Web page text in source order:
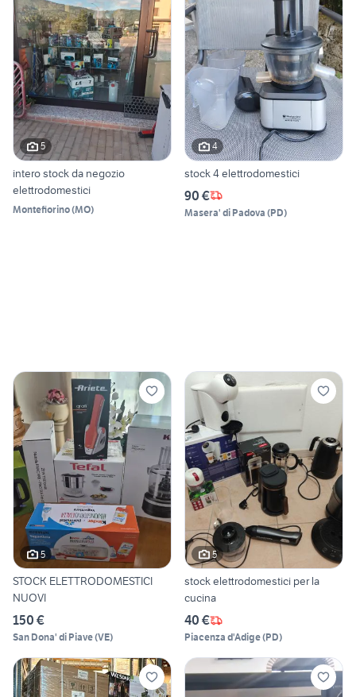
5
intero stock da negozio
elettrodomestici
Montefiorino(MO)
4
stock 4 elettrodomestici
90 €
Masera' di Padova (PD)
5
STOCK ELETTRODOMESTICI
NUOVI
150 €
San Dona' di Piave(VE)
5
stock elettrodomestici per la
cucina
40 €
Piacenza d'Adige(PD)